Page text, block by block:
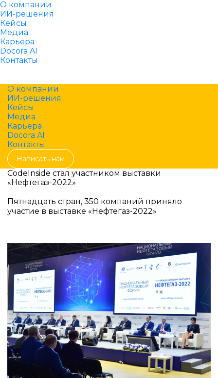
О компании
ИИ-решения
Кейсы
Медиа
Карьера
Docora AI
Контакты
О компании
ИИ-решения
Кейсы
Медиа
Карьера
Docora AI
Контакты
Написать нам
CodeInside стал участником выставки
«Нефтегаз-2022»
Пятнадцать стран, 350 компаний приняло
участие в выставке «Нефтегаз-2022»